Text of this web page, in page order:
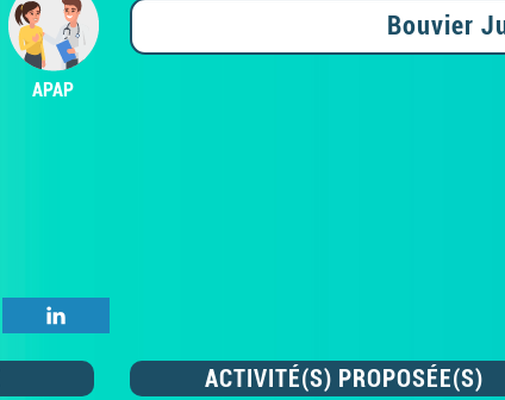
APAP
Bouvier
ACTIVITÉ(S) PROPOSÉE(S)